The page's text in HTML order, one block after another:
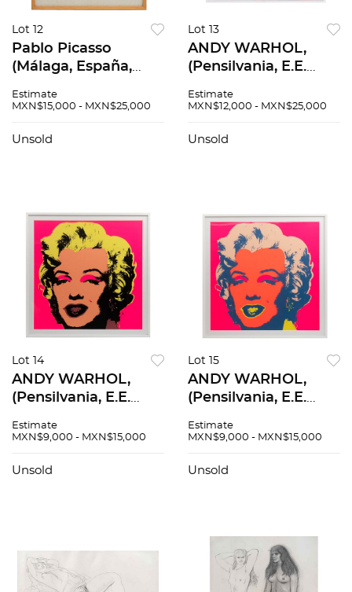
Lot 12
Pablo Picasso
(Málaga, España,
Francia, 1973), La
Jeunesse (The Youth
Estimate
MXN$15,000 - MXN$25,000
Unsold
Lot 13
ANDY WARHOL,
(Pensilvania, E.E.
York, E.E. U.U., 1987)
Serigrafía sin
Estimate
MXN$12,000 - MXN$25,000
Unsold
Lot 14
ANDY WARHOL,
(Pensilvania, E.E.
York, E.E. U.U., 1987)
Serigrafía sin
Estimate
MXN$9,000 - MXN$15,000
Unsold
Lot 15
ANDY WARHOL,
(Pensilvania, E.E.
York, E.E. U.U., 1987)
Serigrafía sin
Estimate
MXN$9,000 - MXN$15,000
Unsold